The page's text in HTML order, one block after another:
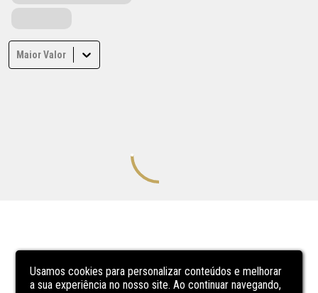
Usamos cookies para personalizar conteúdos e melhorar
a sua experiência no nosso site. Ao continuar navegando,
Maior Valor